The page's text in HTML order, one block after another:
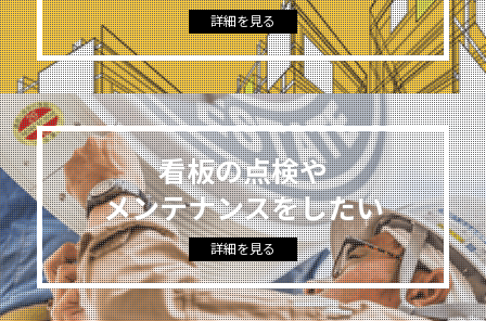
詳細を見る
看板の点検や
メンテナンスをしたい
詳細を見る